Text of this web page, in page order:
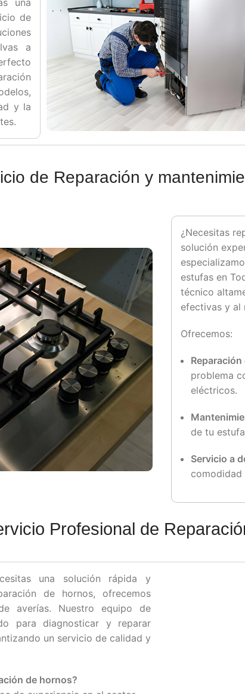
una
de
a
y la
de Reparación y
¿Necesitas
solución
estufas en
técnico
efectivas y al
Ofrecemos:
problema
eléctricos.
de tu
Servicio a
comodidad
Profesional de
una solución rápida y
de hornos, ofrecemos
averías. Nuestro equipo de
para diagnosticar y reparar
un servicio de calidad y
de hornos?